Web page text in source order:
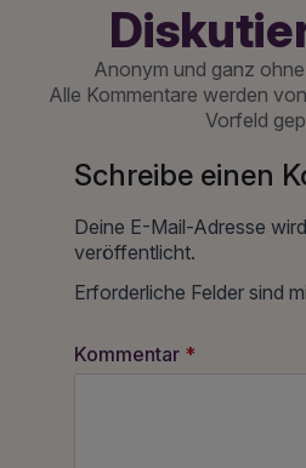
Anonym und ganz
Alle Kommentare werden
Vorfeld
Schreibe einen
Deine E-Mail-Adresse
veröffentlicht.
Erforderliche Felder sind
Kommentar *